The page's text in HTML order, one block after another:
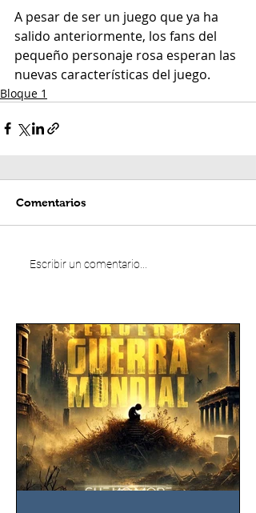
A pesar de ser un juego que ya ha
salido anteriormente, los fans del
pequeño personaje rosa esperan las
nuevas características del juego.
Bloque 1
Comentarios
Escribir un comentario...